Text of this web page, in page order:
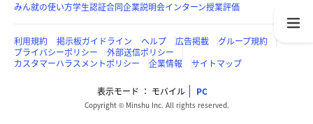
みん就の使い方学生認証合同企業説明会インターン授業評価
利用規約 掲示板ガイドライン ヘルプ 広告掲載
グループ規約
プライバシーポリシー
外部送信ポリシー
カスタマーハラスメントポリシー
企業情報 サイトマップ
表示モード モバイル PC
Copyright © Minshu Inc. All rights reserved.